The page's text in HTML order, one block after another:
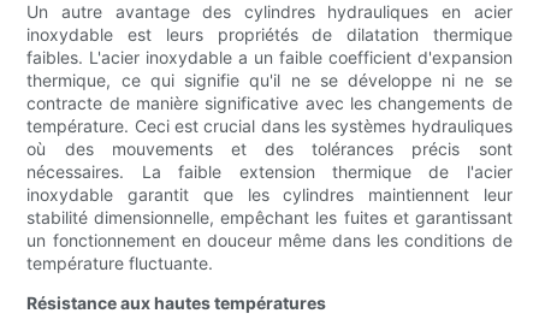
Un autre avantage des cylindres hydrauliques en acier
inoxydable est leurs propriétés de dilatation thermique
faibles. L'acier inoxydable a un faible coefficient d'expansion
thermique, ce qui signifie qu'il ne se développe ni ne se
contracte de manière significative avec les changements de
température. Ceci est crucial dans les systèmes hydrauliques
où des mouvements et des tolérances précis sont
nécessaires. La faible extension thermique de l'acier
inoxydable garantit que les cylindres maintiennent leur
stabilité dimensionnelle, empêchant les fuites et garantissant
un fonctionnement en douceur même dans les conditions de
température fluctuante.
Résistance aux hautes températures